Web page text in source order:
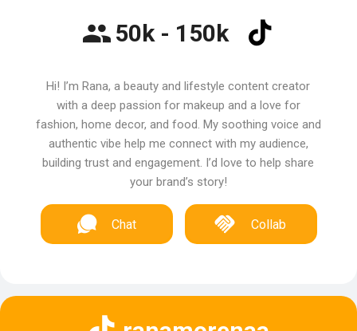
50k - 150k
Hi! I’m Rana, a beauty and lifestyle content creator
with a deep passion for makeup and a love for
fashion, home decor, and food. My soothing voice and
authentic vibe help me connect with my audience,
building trust and engagement. I’d love to help share
your brand’s story!
Chat Collab